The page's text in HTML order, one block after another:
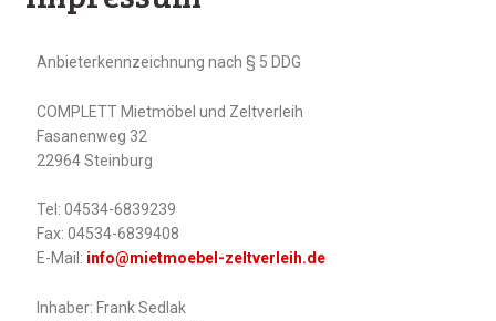
Anbieterkennzeichnung nach § 5 DDG
COMPLETT Mietmöbel und Zeltverleih
Fasanenweg 32
22964 Steinburg
Tel: 04534-6839239
Fax: 04534-6839408
E-Mail: info@mietmoebel-zeltverleih.de
Inhaber: Frank Sedlak